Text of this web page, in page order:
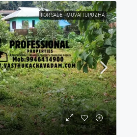
FOR SALE MUVATTUPUZHA